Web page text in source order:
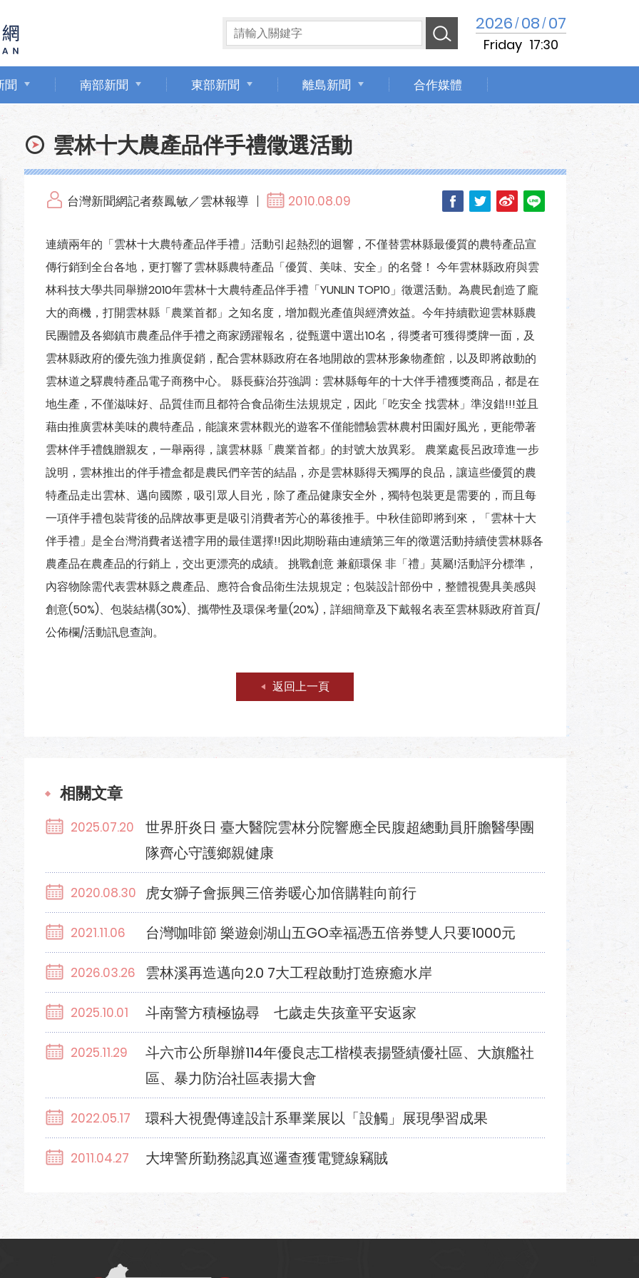
2026/08/07
Friday 17:30
聞 南部新聞 東部新聞 離島新聞 合作媒體
雲林十大農產品伴手禮徵選活動
台灣新聞網記者蔡鳳敏／雲林報導 2010.08.09
連續兩年的「雲林十大農特產品伴手禮」活動引起熱烈的迴響，不僅替雲林縣最優質的農特產品宣
傳行銷到全台各地，更打響了雲林縣農特產品「優質、美味、安全」的名聲！ 今年雲林縣政府與雲
林科技大學共同舉辦2010年雲林十大農特產品伴手禮「YUNLIN TOP10」徵選活動。為農民創造了龐
大的商機，打開雲林縣「農業首都」之知名度，增加觀光產值與經濟效益。今年持續歡迎雲林縣農
民團體及各鄉鎮市農產品伴手禮之商家踴躍報名，從甄選中選出10名，得獎者可獲得獎牌一面，及
雲林縣政府的優先強力推廣促銷，配合雲林縣政府在各地開啟的雲林形象物產館，以及即將啟動的
雲林道之驛農特產品電子商務中心。 縣長蘇治芬強調：雲林縣每年的十大伴手禮獲獎商品，都是在
地生產，不僅滋味好、品質佳而且都符合食品衛生法規規定，因此「吃安全 找雲林」準沒錯!!!並且
藉由推廣雲林美味的農特產品，能讓來雲林觀光的遊客不僅能體驗雲林農村田園好風光，更能帶著
雲林伴手禮餽贈親友，一舉兩得，讓雲林縣「農業首都」的封號大放異彩。 農業處長呂政璋進一步
說明，雲林推出的伴手禮盒都是農民們辛苦的結晶，亦是雲林縣得天獨厚的良品，讓這些優質的農
特產品走出雲林、邁向國際，吸引眾人目光，除了產品健康安全外，獨特包裝更是需要的，而且每
一項伴手禮包裝背後的品牌故事更是吸引消費者芳心的幕後推手。中秋佳節即將到來，「雲林十大
伴手禮」是全台灣消費者送禮字用的最佳選擇!!因此期盼藉由連續第三年的徵選活動持續使雲林縣各
農產品在農產品的行銷上，交出更漂亮的成績。 挑戰創意 兼顧環保 非「禮」莫屬!活動評分標準，
內容物除需代表雲林縣之農產品、應符合食品衛生法規規定；包裝設計部份中，整體視覺具美感與
創意(50%)、包裝結構(30%)、攜帶性及環保考量(20%)，詳細簡章及下戴報名表至雲林縣政府首頁/
公佈欄/活動訊息查詢。
返回上一頁
相關文章
2025.07.20
世界肝炎日 臺大醫院雲林分院響應全民腹超總動員肝膽醫學團
隊齊心守護鄉親健康
2020.08.30 虎女獅子會振興三倍劵暖心加倍購鞋向前行
2021.11.06 台灣咖啡節 樂遊劍湖山五GO幸福憑五倍券雙人只要1000元
2026.03.26 雲林溪再造邁向2.0 7大工程啟動打造療癒水岸
2025.10.01 斗南警方積極協尋 七歲走失孩童平安返家
2025.11.29
斗六市公所舉辦114年優良志工楷模表揚暨績優社區、大旗艦社
區、暴力防治社區表揚大會
2022.05.17 環科大視覺傳達設計系畢業展以「設觸」展現學習成果
2011.04.27 大埤警所勤務認真巡邏查獲電覽線竊賊